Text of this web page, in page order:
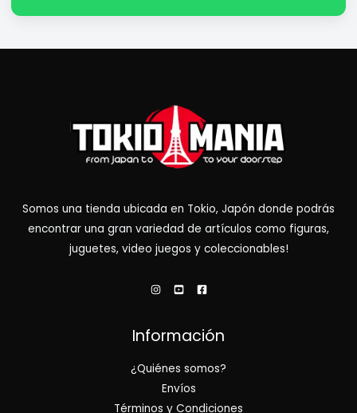
Somos una tienda ubicada en Tokio, Japón donde podrás
encontrar una gran variedad de artículos como figuras,
juguetes, video juegos y coleccionables!
Información
¿Quiénes somos?
Envíos
Términos y Condiciones